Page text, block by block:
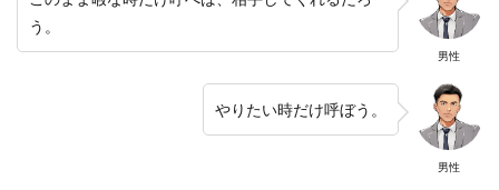
男性
う。
男性
やりたい時だけ呼ぼう。